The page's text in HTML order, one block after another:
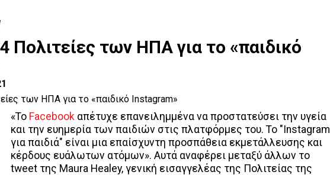
Πολιτείες των ΗΠΑ για το «παιδικό
«Το Facebook απέτυχε επανειλημμένα να προστατεύσει την υγεία
και την ευημερία των παιδιών στις πλατφόρμες του. Το "Instagram
για παιδιά" είναι μια επαίσχυντη προσπάθεια εκμετάλλευσης και
κέρδους ευάλωτων ατόμων». Αυτά αναφέρει μεταξύ άλλων το
tweet της Maura Healey, γενική εισαγγελέας της Πολιτείας της